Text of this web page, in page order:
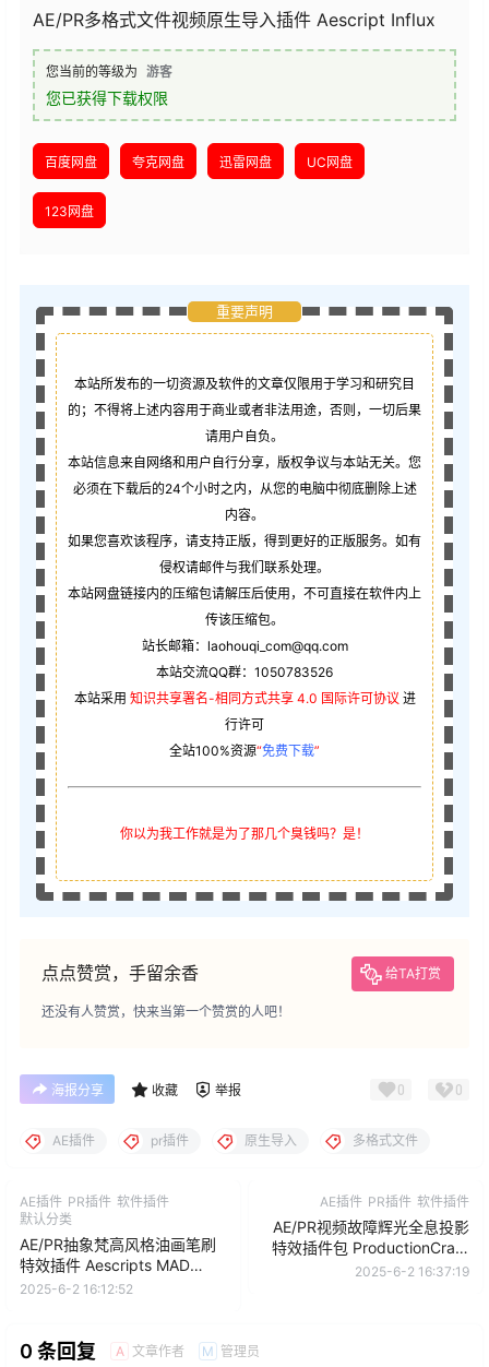
AE/PR多格式文件视频原生导入插件 Aescript Influx
您当前的等级为 游客
您已获得下载权限
百度网盘 夸克网盘 迅雷网盘 UC网盘
123网盘
重要声明
本站所发布的一切资源及软件的文章仅限用于学习和研究目
的；不得将上述内容用于商业或者非法用途，否则，一切后果
请用户自负。
本站信息来自网络和用户自行分享，版权争议与本站无关。您
必须在下载后的24个小时之内，从您的电脑中彻底删除上述
内容。
如果您喜欢该程序，请支持正版，得到更好的正版服务。如有
侵权请邮件与我们联系处理。
本站网盘链接内的压缩包请解压后使用，不可直接在软件内上
传该压缩包。
站长邮箱：laohouqi_com@qq.com
本站交流QQ群：1050783526
本站采用 知识共享署名-相同方式共享 4.0 国际许可协议 进
行许可
全站100%资源“免费下载”
你以为我工作就是为了那几个臭钱吗？是！
点点赞赏，手留余香 给TA打赏
还没有人赞赏，快来当第一个赞赏的人吧！
海报分享 收藏 举报 0 0
AE插件 pr插件 原生导入 多格式文件
AE插件 PR插件 软件插件
默认分类
AE/PR抽象梵高风格油画笔刷
特效插件 Aescripts MAD
PAINTER
2025-6-2 16:12:52
AE插件 PR插件 软件插件
AE/PR视频故障辉光全息投影
特效插件包 ProductionCrate
LaForge Suite
2025-6-2 16:37:19
0 条回复 A 文章作者 M 管理员